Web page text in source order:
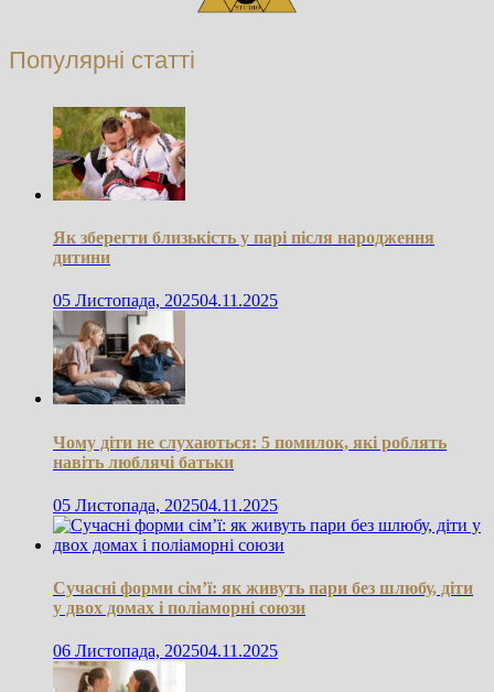
Популярні статті
Як зберегти близькість у парі після народження
дитини
05 Листопада, 202504.11.2025
Чому діти не слухаються: 5 помилок, які роблять
навіть люблячі батьки
05 Листопада, 202504.11.2025
Сучасні форми сім’ї: як живуть пари без шлюбу, діти
у двох домах і поліаморні союзи
06 Листопада, 202504.11.2025